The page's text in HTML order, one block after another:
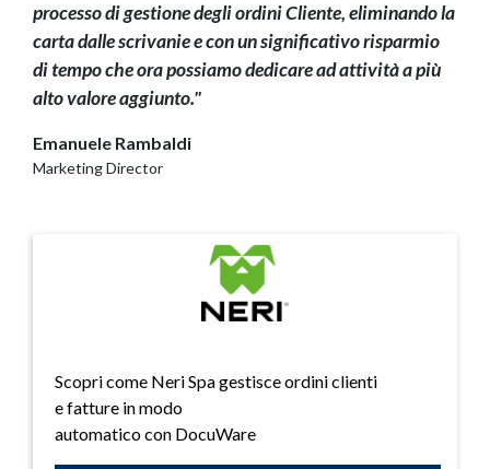
processo di gestione degli ordini Cliente, eliminando la
carta dalle scrivanie e con un significativo risparmio
di tempo che ora possiamo dedicare ad attività a più
alto valore aggiunto."
Emanuele Rambaldi
Marketing Director
Scopri come Neri Spa gestisce ordini clienti
e fatture in modo
automatico con DocuWare